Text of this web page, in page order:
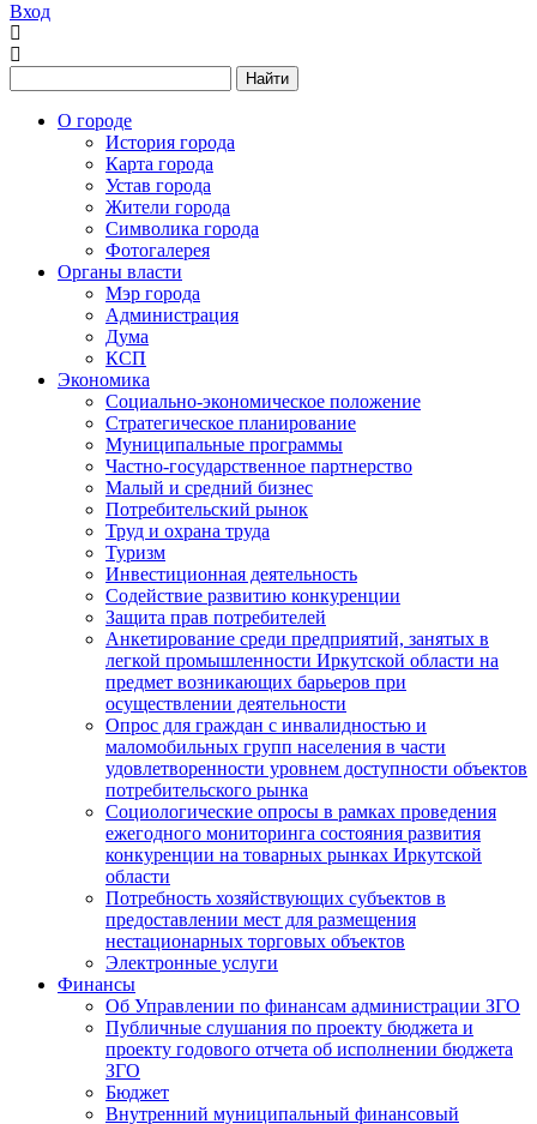
Вход
Найти
О городе
История города
Карта города
Устав города
Жители города
Символика города
Фотогалерея
Органы власти
Мэр города
Администрация
Дума
КСП
Экономика
Социально-экономическое положение
Стратегическое планирование
Муниципальные программы
Частно-государственное партнерство
Малый и средний бизнес
Потребительский рынок
Труд и охрана труда
Туризм
Инвестиционная деятельность
Содействие развитию конкуренции
Защита прав потребителей
Анкетирование среди предприятий, занятых в
легкой промышленности Иркутской области на
предмет возникающих барьеров при
осуществлении деятельности
Опрос для граждан с инвалидностью и
маломобильных групп населения в части
удовлетворенности уровнем доступности объектов
потребительского рынка
Социологические опросы в рамках проведения
ежегодного мониторинга состояния развития
конкуренции на товарных рынках Иркутской
области
Потребность хозяйствующих субъектов в
предоставлении мест для размещения
нестационарных торговых объектов
Электронные услуги
Финансы
Об Управлении по финансам администрации ЗГО
Публичные слушания по проекту бюджета и
проекту годового отчета об исполнении бюджета
ЗГО
Бюджет
Внутренний муниципальный финансовый